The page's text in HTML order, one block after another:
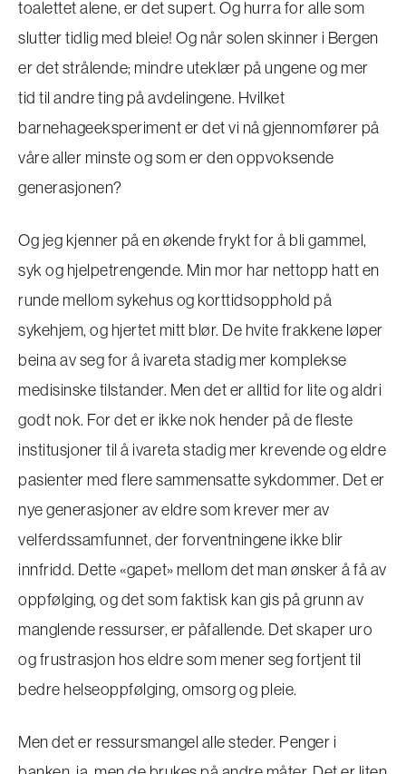
toalettet alene, er det supert. Og hurra for alle som
slutter tidlig med bleie! Og når solen skinner i Bergen
er det strålende; mindre uteklær på ungene og mer
tid til andre ting på avdelingene. Hvilket
barnehageeksperiment er det vi nå gjennomfører på
våre aller minste og som er den oppvoksende
generasjonen?
Og jeg kjenner på en økende frykt for å bli gammel,
syk og hjelpetrengende. Min mor har nettopp hatt en
runde mellom sykehus og korttidsopphold på
sykehjem, og hjertet mitt blør. De hvite frakkene løper
beina av seg for å ivareta stadig mer komplekse
medisinske tilstander. Men det er alltid for lite og aldri
godt nok. For det er ikke nok hender på de fleste
institusjoner til å ivareta stadig mer krevende og eldre
pasienter med flere sammensatte sykdommer. Det er
nye generasjoner av eldre som krever mer av
velferdssamfunnet, der forventningene ikke blir
innfridd. Dette «gapet» mellom det man ønsker å få av
oppfølging, og det som faktisk kan gis på grunn av
manglende ressurser, er påfallende. Det skaper uro
og frustrasjon hos eldre som mener seg fortjent til
bedre helseoppfølging, omsorg og pleie.
Men det er ressursmangel alle steder. Penger i